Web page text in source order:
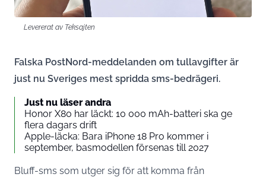
Levererat av Teksajten
Falska PostNord-meddelanden om tullavgifter är
just nu Sveriges mest spridda sms-bedrägeri.
Just nu läser andra
Honor X80 har läckt: 10 000 mAh-batteri ska ge
flera dagars drift
Apple-läcka: Bara iPhone 18 Pro kommer i
september, basmodellen försenas till 2027
Bluff-sms som utger sig för att komma från